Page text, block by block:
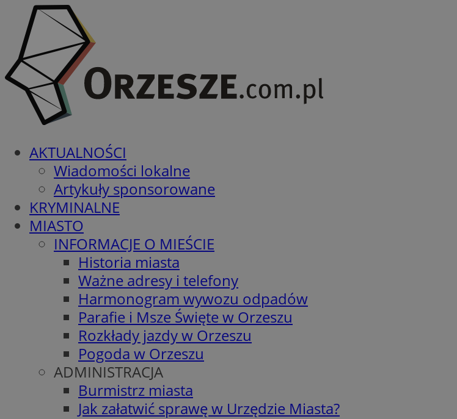
AKTUALNOŚCI
Wiadomości lokalne
Artykuły sponsorowane
KRYMINALNE
MIASTO
INFORMACJE O MIEŚCIE
Historia miasta
Ważne adresy i telefony
Harmonogram wywozu odpadów
Parafie i Msze Święte w Orzeszu
Rozkłady jazdy w Orzeszu
Pogoda w Orzeszu
ADMINISTRACJA
Burmistrz miasta
Jak załatwić sprawę w Urzędzie Miasta?